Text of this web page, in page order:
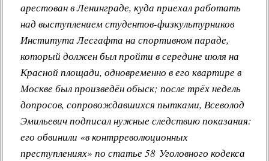
арестован в Ленинграде, куда приехал работать
над выступлением студентов-физкультурников
Института Лесгафта на спортивном параде,
который должен был пройти в середине июля на
Красной площади, одновременно в его квартире в
Москве был произведён обыск; после трёх недель
допросов, сопровождавшихся пытками, Всеволод
Эмильевич подписал нужные следствию показания:
его обвинили «в контрреволюционных
преступлениях» по статье 58 Уголовного кодекса